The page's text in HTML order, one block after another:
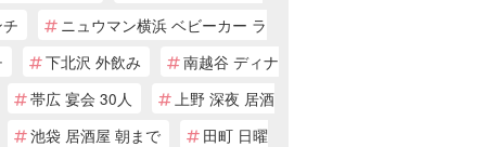
ニュウマン横浜 ベビーカー ラ
下北沢 外飲み
南越谷 ディナ
帯広 宴会 30人
上野 深夜 居酒
池袋 居酒屋 朝まで
田町 日曜